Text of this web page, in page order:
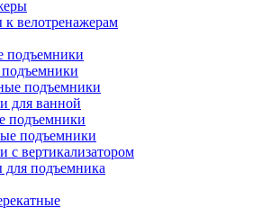
к велотренажерам
подъемники
подъемники
для ванной
подъемники
подъемники
с вертикализатором
для подъемника